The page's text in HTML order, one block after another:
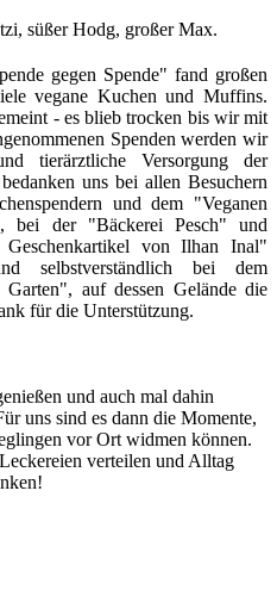
süßer Hodg, großer Max.
gegen Spende" fand großen
vegane Kuchen und Muffins.
- es blieb trocken bis wir mit
Spenden werden wir
tierärztliche Versorgung der
uns bei allen Besuchern
und dem "Veganen
bei der "Bäckerei Pesch" und
von Ilhan Inal"
selbstverständlich bei dem
auf dessen Gelände die
für die Unterstützung.
und auch mal dahin
uns sind es dann die Momente,
vor Ort widmen können.
verteilen und Alltag